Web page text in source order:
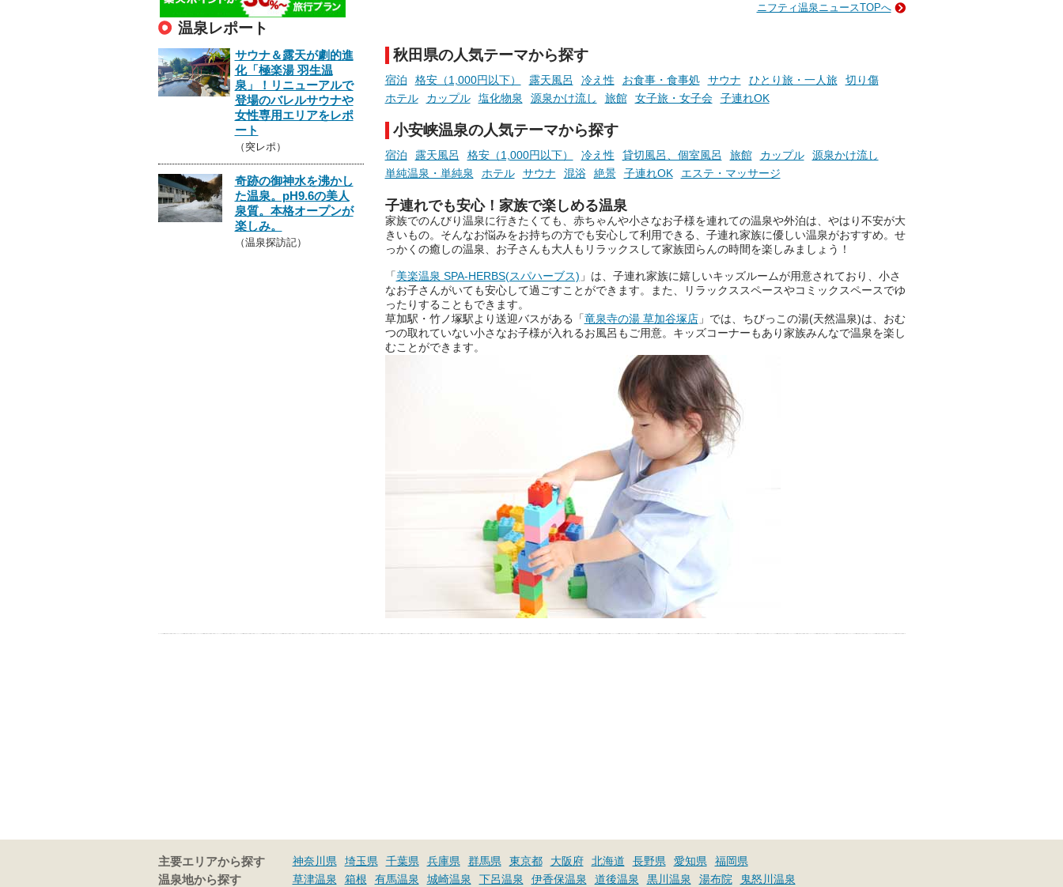
います。
現地取材記事もあわせて紹介し
ていますので、気になる施設は
ぜひチェックして次のおでかけ
ね。
手相やタロットなど気軽に楽し
める占いで、“ととのう”おふろ
時間を、もっと特別に。
GIFT500円分をプレゼントい
ニフティ温泉ニュースTOPへ
秋田県の人気テーマから探す
宿泊 格安（1,000円以下） 露天風呂 冷え性 お食事・食事処 サウナ ひとり旅・一人旅
切り傷
ホテル
カップル 塩化物泉 源泉かけ流し 旅館 女子旅・女子会 子連れOK
小安峡温泉の人気テーマから探す
宿泊 露天風呂 格安（1,000円以下） 冷え性 貸切風呂、個室風呂 旅館 カップル
源泉かけ流し
単純温泉・単純泉
ホテル サウナ 混浴 絶景 子連れOK エステ・マッサージ
子連れでも安心！家族で楽しめる温泉
家族でのんびり温泉に行きたくても、赤ちゃんや小さなお子様を連れての温泉や外泊は、やはり不安が大
きいもの。そんなお悩みをお持ちの方でも安心して利用できる、子連れ家族に優しい温泉がおすすめ。せ
っかくの癒しの温泉、お子さんも大人もリラックスして家族団らんの時間を楽しみましょう！
「美楽温泉 SPA-HERBS(スパハーブス) 」は、子連れ家族に嬉しいキッズルームが用意されており、小さ
なお子さんがいても安心して過ごすことができます。また、リラックススペースやコミックスペースでゆ
ったりすることもできます。
草加駅・竹ノ塚駅より送迎バスがある「竜泉寺の湯 草加谷塚店」では、ちびっこの湯(天然温泉)は、おむ
つの取れていない小さなお子様が入れるお風呂もご用意。キッズコーナーもあり家族みんなで温泉を楽し
むことができます。
温泉レポート
サウナ＆露天が劇的進
化「極楽湯 羽生温
泉」！リニューアルで
登場のバレルサウナや
女性専用エリアをレポ
ート
（突レポ）
奇跡の御神水を沸かし
た温泉。pH9.6の美人
泉質。本格オープンが
楽しみ。
（温泉探訪記）
主要エリアから探す 神奈川県 埼玉県 千葉県 兵庫県 群馬県 東京都 大阪府 北海道 長野県 愛知県
福岡県
温泉地から探す
草津温泉 箱根 有馬温泉 城崎温泉 下呂温泉 伊香保温泉 道後温泉 黒川温泉 湯布院 鬼怒川温泉